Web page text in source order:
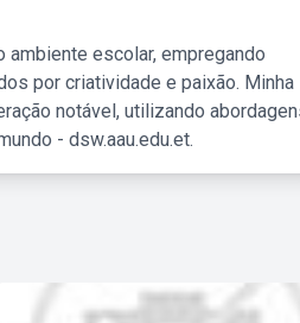
ambiente escolar, empregando
por criatividade e paixão. Minha
notável, utilizando
- dsw.aau.edu.et.